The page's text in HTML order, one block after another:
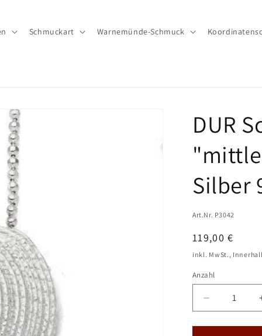
Schmuckart Warnemünde-Schmuck
DUR
Silber
Art.Nr. P3042
Normaler
Preis
119,00 €
inkl. MwSt.,
Anzahl
Verringere
die
Menge